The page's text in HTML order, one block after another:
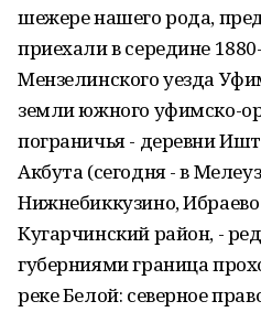
шежере нашего рода,
приехали в середине
Мензелинского уезда
земли южного уфимско-
пограничья - деревни
Акбута (сегодня - в
Нижнебиккузино, Ибраево
Кугарчинский район, -
губерниями граница
реке Белой: северное